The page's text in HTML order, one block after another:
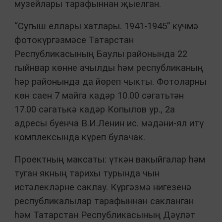
музейлары тарафыннан җыелган.
“Сугыш еллары хатлары. 1941-1945” күчмә
фотокүргәзмәсе Татарстан
Республикасының Баулы районында 22
гыйнвар көнне ачылды һәм республиканың
һәр районында да йөреп чыкты. Фотоларны
көн саен 7 майга кадәр 10.00 сәгатьтән
17.00 сәгатькә кадәр Копылов ур., 2а
адресы буенча В.И.Ленин ис. мәдәни-ял итү
комплексында күреп булачак.
Проектның максаты: үткән вакыйгалар һәм
туган якның тарихы турында чын
истәлекләрне саклау. Күргәзмә нигезенә
республикалылар тарафыннан сакланган
һәм Татарстан Республикасының Дәүләт